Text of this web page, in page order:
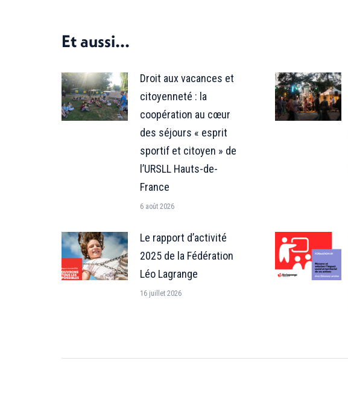
Et aussi...
Droit aux vacances et
citoyenneté : la
coopération au cœur
des séjours « esprit
sportif et citoyen » de
l’URSLL Hauts-de-
France
6 août 2026
Le rapport d’activité
2025 de la Fédération
Léo Lagrange
16 juillet 2026